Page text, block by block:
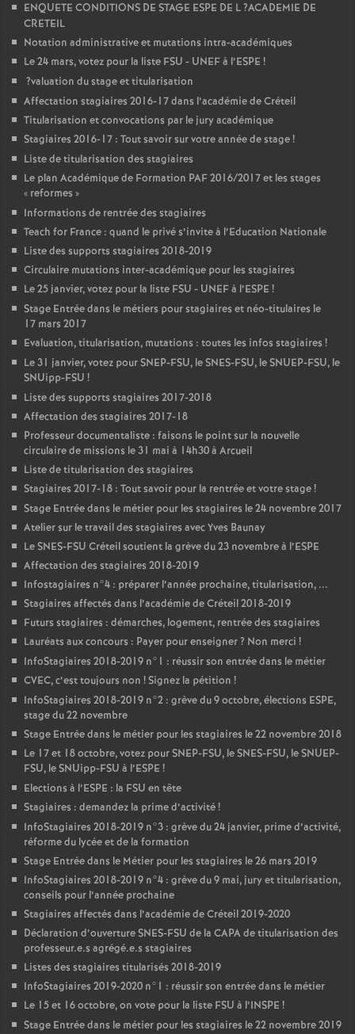
ENQUETE CONDITIONS DE STAGE ESPE DE L?ACADEMIE DE
CRETEIL
Notation administrative et mutations intra-académiques
Le 24 mars, votez pour la liste FSU - UNEFà l’ESPE !
?valuation du stage et titularisation
Affectation stagiaires 2016-17 dans l’académie de Créteil
Titularisation et convocations par le jury académique
Stagiaires 2016-17 : Tout savoir sur votre année de stage!
Liste de titularisation des stagiaires
Le plan Académique de Formation PAF2016/2017 et les stages
« reformes »
Informations de rentrée des stagiaires
Teach for France : quand le privé s’invite à l’Education Nationale
Liste des supports stagiaires 2018-2019
Circulaire mutations inter-académique pour les stagiaires
Le 25 janvier, votez pour la liste FSU - UNEFà l’ESPE !
Stage Entrée dans le métiers pour stagiaires et néo-titulaires le
17 mars 2017
Evaluation, titularisation, mutations : toutes les infos stagiaires !
Le 31 janvier, votez pourSNEP-FSU, leSNES-FSU, leSNUEP-FSU, le
SNUipp-FSU !
Liste des supports stagiaires 2017-2018
Affectation des stagiaires 2017-18
Professeur documentaliste : faisons le point sur la nouvelle
circulaire de missions le 31 mai à 14h30 à Arcueil
Liste de titularisation des stagiaires
Stagiaires 2017-18 : Tout savoir pour la rentrée et votre stage!
Stage Entrée dans le métier pour les stagiaires le 24 novembre 2017
Atelier sur le travail des stagiaires avec Yves Baunay
LeSNES-FSU Créteil soutient la grève du 23 novembre à l’ESPE
Affectation des stagiaires 2018-2019
Infostagiaires n°4 : préparer l’année prochaine, titularisation, ...
Stagiaires affectés dans l’académie de Créteil 2018-2019
Futurs stagiaires : démarches, logement, rentrée des stagiaires
Lauréats aux concours : Payer pour enseigner? Non merci !
InfoStagiaires 2018-2019 n°1 : réussir son entrée dans le métier
CVEC, c’est toujours non ! Signez la pétition !
InfoStagiaires 2018-2019 n°2 : grève du 9 octobre, élections ESPE,
stage du 22 novembre
Stage Entrée dans le métier pour les stagiaires le 22 novembre 2018
Le 17 et 18 octobre, votez pourSNEP-FSU, leSNES-FSU, leSNUEP-
FSU, le SNUipp-FSU à l’ESPE !
Elections à l’ESPE : la FSU en tête
Stagiaires : demandez la prime d’activité!
InfoStagiaires 2018-2019 n°3 : grève du 24 janvier, prime d’activité,
réforme du lycée et de la formation
Stage Entrée dans le Métier pour les stagiaires le 26 mars 2019
InfoStagiaires 2018-2019 n°4 : grève du 9 mai, jury et titularisation,
conseils pour l’année prochaine
Stagiaires affectés dans l’académie de Créteil 2019-2020
Déclaration d’ouvertureSNES-FSU de la CAPAde titularisation des
professeur.e.s agrégé.e.s stagiaires
Listes des stagiaires titularisés 2018-2019
InfoStagiaires 2019-2020 n°1 : réussir son entrée dans le métier
Le 15 et 16 octobre, on vote pour la liste FSU à l’INSPE !
Stage Entrée dans le métier pour les stagiaires le 22 novembre 2019